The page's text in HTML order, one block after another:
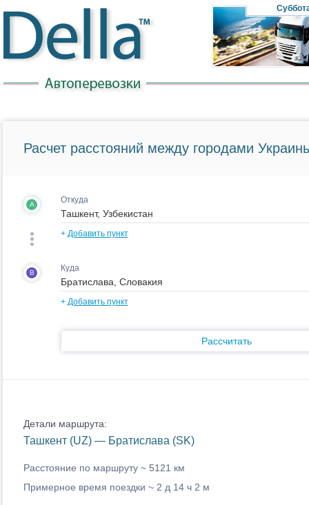
Расчет расстояний между городами
A Откуда
+ Добавить пункт
B Куда
+ Добавить пункт
Рассчитать
Детали маршрута:
Ташкент (UZ) — Братислава (SK)
Расстояние по маршруту ~ 5121 км
Примерное время поездки ~ 2 д 14 ч 2 м